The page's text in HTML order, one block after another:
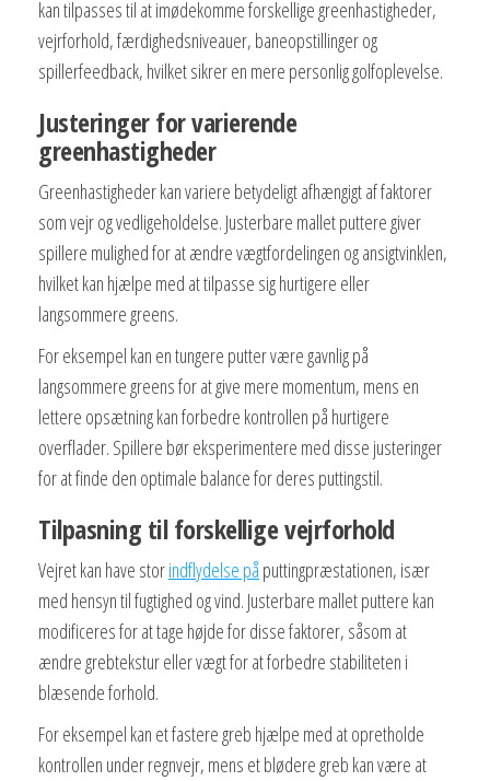
kan tilpasses til at imødekomme forskellige greenhastigheder,
vejrforhold, færdighedsniveauer, baneopstillinger og
spillerfeedback, hvilket sikrer en mere personlig golfoplevelse.
Justeringer for varierende
greenhastigheder
Greenhastigheder kan variere betydeligt afhængigt af faktorer
som vejr og vedligeholdelse. Justerbare mallet puttere giver
spillere mulighed for at ændre vægtfordelingen og ansigtvinklen,
hvilket kan hjælpe med at tilpasse sig hurtigere eller
langsommere greens.
For eksempel kan en tungere putter være gavnlig på
langsommere greens for at give mere momentum, mens en
lettere opsætning kan forbedre kontrollen på hurtigere
overflader. Spillere bør eksperimentere med disse justeringer
for at finde den optimale balance for deres puttingstil.
Tilpasning til forskellige vejrforhold
Vejret kan have storindflydelse på puttingpræstationen, især
med hensyn til fugtighed og vind. Justerbare mallet puttere kan
modificeres for at tage højde for disse faktorer, såsom at
ændre grebtekstur eller vægt for at forbedre stabiliteten i
blæsende forhold.
For eksempel kan et fastere greb hjælpe med at opretholde
kontrollen under regnvejr, mens et blødere greb kan være at